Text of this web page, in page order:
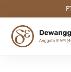
content